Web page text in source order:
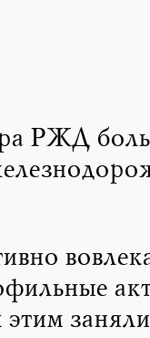
РЖД